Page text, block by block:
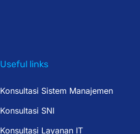
Useful links
Konsultasi Sistem Manajemen
Konsultasi SNI
Konsultasi Layanan IT